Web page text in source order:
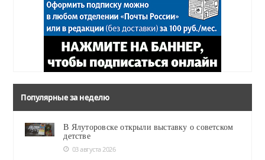
Популярные за неделю
В Ялуторовске открыли выставку о советском
детстве
03 августа 2026